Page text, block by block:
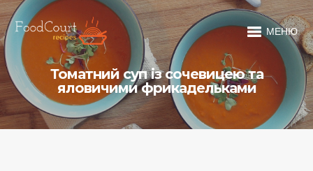
МЕНЮ
Томатний суп із сочевицею та
яловичими фрикадельками